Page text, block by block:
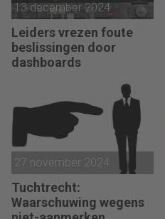
13 december 2024
Leiders vrezen foute
beslissingen door
dashboards
27 november 2024
Tuchtrecht:
Waarschuwing wegens